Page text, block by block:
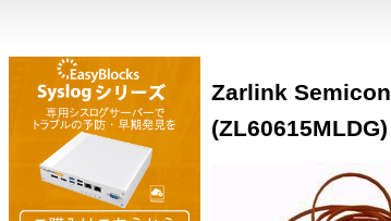
Zarlink
(ZL60615MLDG)